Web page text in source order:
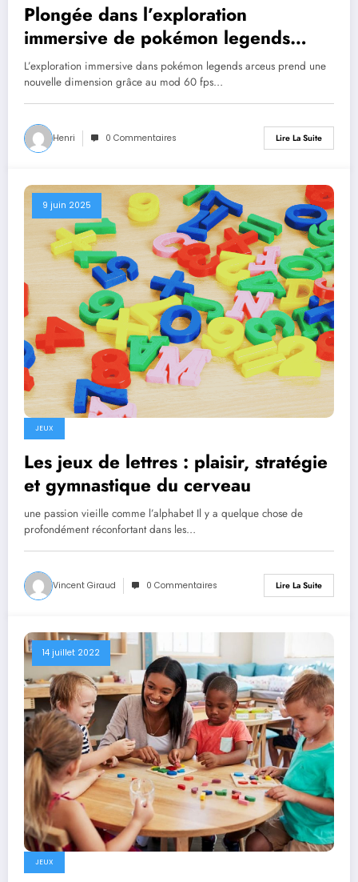
Plongée dans l’exploration
immersive de pokémon legends
arceus avec le mod 60 fps sur yuzu
L’exploration immersive dans pokémon legends arceus prend une
nouvelle dimension grâce au mod 60 fps…
Henri 0 Commentaires Lire La Suite
9 juin 2025
JEUX
Les jeux de lettres : plaisir, stratégie
et gymnastique du cerveau
une passion vieille comme l’alphabet Il y a quelque chose de
profondément réconfortant dans les…
Vincent Giraud 0 Commentaires Lire La Suite
14 juillet 2022
JEUX